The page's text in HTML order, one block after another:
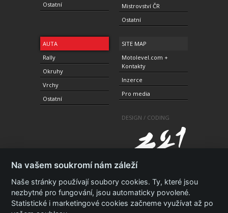
Ostatní
Mistrovství ČR
Ostatní
AUTA
Rally
Okruhy
Vrchy
Ostatní
SITE MAP
Motolevel.com +
Kontakty
Inzerce
Pro media
DESIGN / CODING
© 2010-2021 Copyright Motolevel. Všechna práva
Na vašem soukromí nám záleží
Naše stránky používají soubory cookies. Ty, které jsou
nezbytné pro fungování, jsou automaticky povolené.
Statistické i marketingové cookies začneme využívat až po